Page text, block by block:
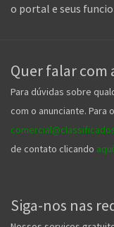
o portal e seus
Quer falar com
Para dúvidas sobre
com o anunciante.
de contato clicando aqui
Siga-nos nas